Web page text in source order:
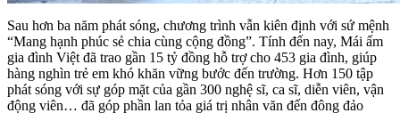
Sau hơn ba năm phát sóng, chương trình vẫn kiên định với sứ mệnh
“Mang hạnh phúc sẻ chia cùng cộng đồng”. Tính đến nay, Mái ấm
gia đình Việt đã trao gần 15 tỷ đồng hỗ trợ cho 453 gia đình, giúp
hàng nghìn trẻ em khó khăn vững bước đến trường. Hơn 150 tập
phát sóng với sự góp mặt của gần 300 nghệ sĩ, ca sĩ, diễn viên, vận
động viên… đã góp phần lan tỏa giá trị nhân văn đến đông đảo